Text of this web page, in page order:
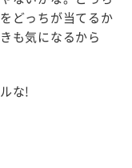
どっちが当てるか
も気になるから
な!